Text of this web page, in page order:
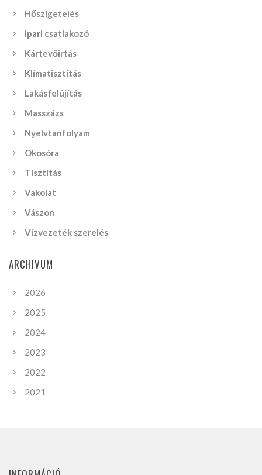
Hőszigetelés
Ipari csatlakozó
Kártevőirtás
Klímatisztítás
Lakásfelújítás
Masszázs
Nyelvtanfolyam
Okosóra
Tisztítás
Vakolat
Vászon
Vízvezeték szerelés
ARCHIVUM
2026
2025
2024
2023
2022
2021